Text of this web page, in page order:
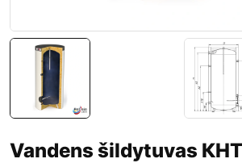
Vandens šildytuvas